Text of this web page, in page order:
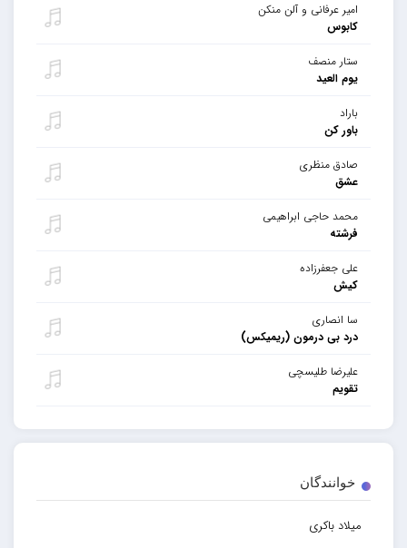
امیر عرفانی و آلن منکن
کابوس
ستار منصف
یوم العید
باراد
باور کن
صادق منظری
عشق
محمد حاجی ابراهیمی
فرشته
علی جعفرزاده
کیش
سا انصاری
درد بی درمون (ریمیکس)
علیرضا طلیسچی
تقویم
خوانندگان
میلاد باکری